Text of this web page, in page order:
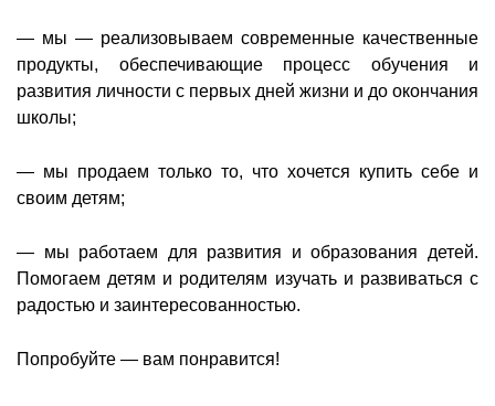
— мы — реализовываем современные качественные
продукты, обеспечивающие процесс обучения и
развития личности с первых дней жизни и до окончания
школы;
— мы продаем только то, что хочется купить себе и
своим детям;
— мы работаем для развития и образования детей.
Помогаем детям и родителям изучать и развиваться с
радостью и заинтересованностью.
Попробуйте — вам понравится!